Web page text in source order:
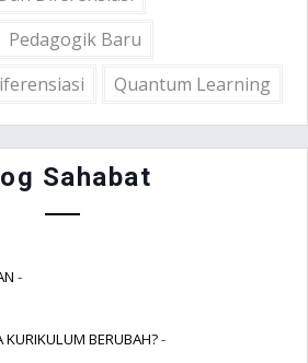
Pedagogik Baru
Quantum Learning
Sahabat
-
KURIKULUM BERUBAH?-